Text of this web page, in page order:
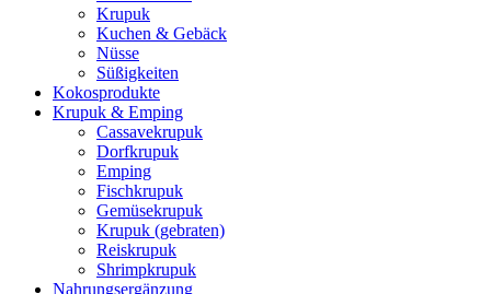
Krupuk
Kuchen & Gebäck
Nüsse
Süßigkeiten
Kokosprodukte
Krupuk & Emping
Cassavekrupuk
Dorfkrupuk
Emping
Fischkrupuk
Gemüsekrupuk
Krupuk (gebraten)
Reiskrupuk
Shrimpkrupuk
Nahrungsergänzung